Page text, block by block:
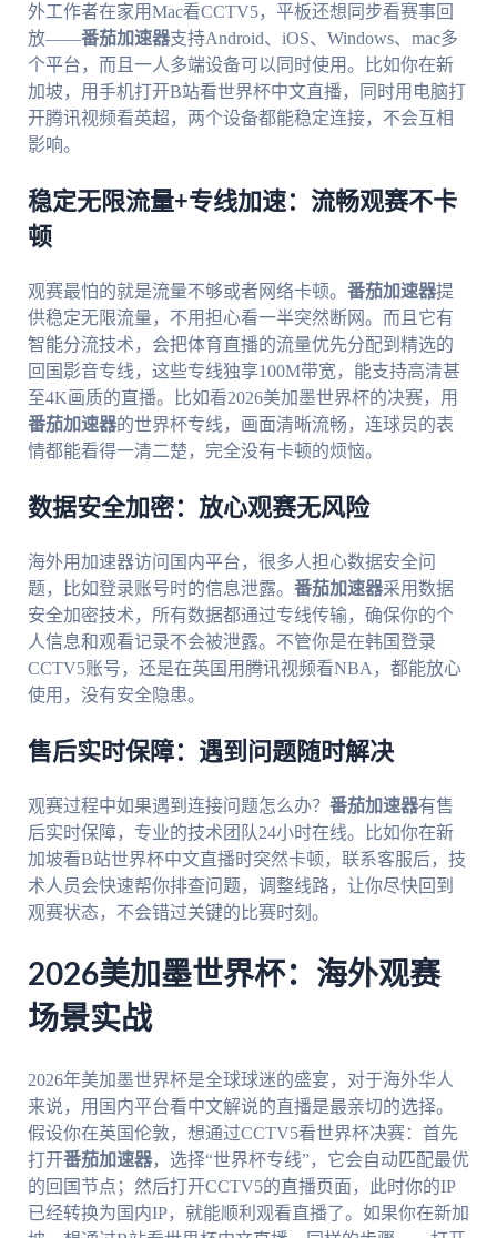
外工作者在家用Mac看CCTV5，平板还想同步看赛事回
放——番茄加速器支持Android、iOS、Windows、mac多
个平台，而且一人多端设备可以同时使用。比如你在新
加坡，用手机打开B站看世界杯中文直播，同时用电脑打
开腾讯视频看英超，两个设备都能稳定连接，不会互相
影响。
稳定无限流量+专线加速：流畅观赛不卡
顿
观赛最怕的就是流量不够或者网络卡顿。 番茄加速器提
供稳定无限流量，不用担心看一半突然断网。而且它有
智能分流技术，会把体育直播的流量优先分配到精选的
回国影音专线，这些专线独享100M带宽，能支持高清甚
至4K画质的直播。比如看2026美加墨世界杯的决赛，用
番茄加速器的世界杯专线，画面清晰流畅，连球员的表
情都能看得一清二楚，完全没有卡顿的烦恼。
数据安全加密：放心观赛无风险
海外用加速器访问国内平台，很多人担心数据安全问
题，比如登录账号时的信息泄露。 番茄加速器采用数据
安全加密技术，所有数据都通过专线传输，确保你的个
人信息和观看记录不会被泄露。不管你是在韩国登录
CCTV5账号，还是在英国用腾讯视频看NBA，都能放心
使用，没有安全隐患。
售后实时保障：遇到问题随时解决
观赛过程中如果遇到连接问题怎么办？ 番茄加速器有售
后实时保障，专业的技术团队24小时在线。比如你在新
加坡看B站世界杯中文直播时突然卡顿，联系客服后，技
术人员会快速帮你排查问题，调整线路，让你尽快回到
观赛状态，不会错过关键的比赛时刻。
2026美加墨世界杯：海外观赛
场景实战
2026年美加墨世界杯是全球球迷的盛宴，对于海外华人
来说，用国内平台看中文解说的直播是最亲切的选择。
假设你在英国伦敦，想通过CCTV5看世界杯决赛：首先
打开番茄加速器，选择“世界杯专线”，它会自动匹配最优
的回国节点；然后打开CCTV5的直播页面，此时你的IP
已经转换为国内IP，就能顺利观看直播了。如果你在新加